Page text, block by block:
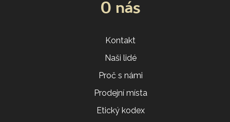
O nás
Kontakt
Naši lidé
Proč s námi
Prodejní místa
Etický kodex